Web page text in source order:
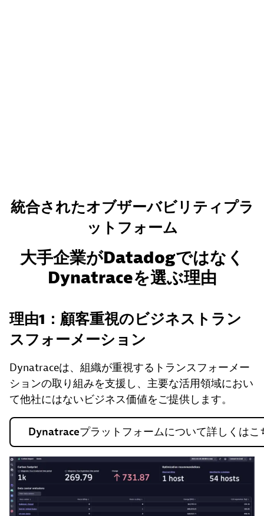
統合されたオブザーバビリティプラ
ットフォーム
大手企業がDatadogではなく
Dynatraceを選ぶ理由
理由1：顧客重視のビジネストラン
スフォーメーション
Dynatraceは、組織が重視するトランスフォーメー
ションの取り組みを支援し、主要な活用領域におい
て他社にはないビジネス価値をご提供します。
Dynatraceプラットフォームについて詳しくはこ